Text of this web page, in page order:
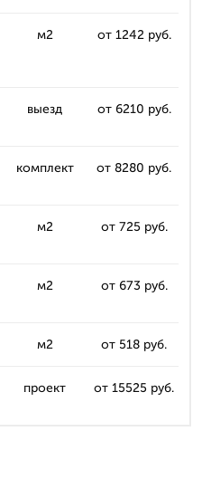
м2 от 1242 руб.
выезд от 6210 руб.
комплект от 8280 руб.
м2 от 725 руб.
м2 от 673 руб.
м2 от 518 руб.
проект от 15525 руб.